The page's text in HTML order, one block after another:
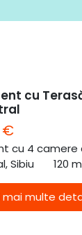
cu
€
cu 4 camere
Sibiu
120
mai multe